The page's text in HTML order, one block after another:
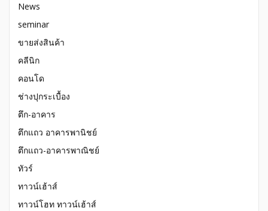
News
seminar
ขายส่งสินค้า
คลีนิก
คอนโด
ช่างปุกระเบื้อง
ตึก-อาคาร
ตึกแถว อาคารพานิชย์
ตึกแถว-อาคารพาณิชย์
ทัวร์
ทาวน์เฮ้าส์
ทาวน์โฮท ทาวน์เฮ้าส์